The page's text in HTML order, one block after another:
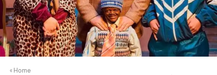
Home
»